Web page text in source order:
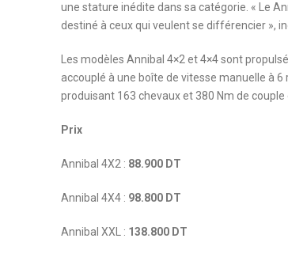
une stature inédite dans sa catégorie. « Le
destiné à ceux qui veulent se différencier »,
Les modèles Annibal 4×2 et 4×4 sont
accouplé à une boîte de vitesse manuelle à
produisant 163 chevaux et 380 Nm de
Prix
Annibal 4X2 : 88.900 DT
Annibal 4X4 : 98.800 DT
Annibal XXL : 138.800 DT